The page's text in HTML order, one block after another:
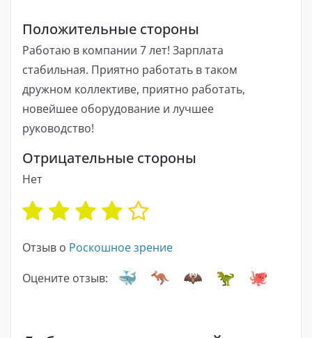
Положительные стороны
Работаю в компании 7 лет! Зарплата
стабильная. Приятно работать в таком
дружном коллективе, приятно работать,
новейшее оборудование и лучшее
руководство!
Отрицательные стороны
Нет
Отзыв о Роскошное зрение
Оцените отзыв: